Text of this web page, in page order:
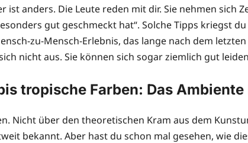
ist anders. Die Leute reden mit dir. Sie nehmen sich
gut geschmeckt hat“. Solche Tipps kriegst
zu-Mensch-Erlebnis, das lange nach dem
nicht aus. Sie können sich sogar ziemlich gut
tropische Farben: Das
Nicht über den theoretischen Kram aus dem
bekannt. Aber hast du schon mal gesehen, wie